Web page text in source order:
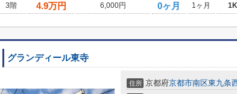
3階
4.9万円 6,000円 0ヶ月 1ヶ月 1K
グランディール東寺
住所 京都府京都市南区東九条